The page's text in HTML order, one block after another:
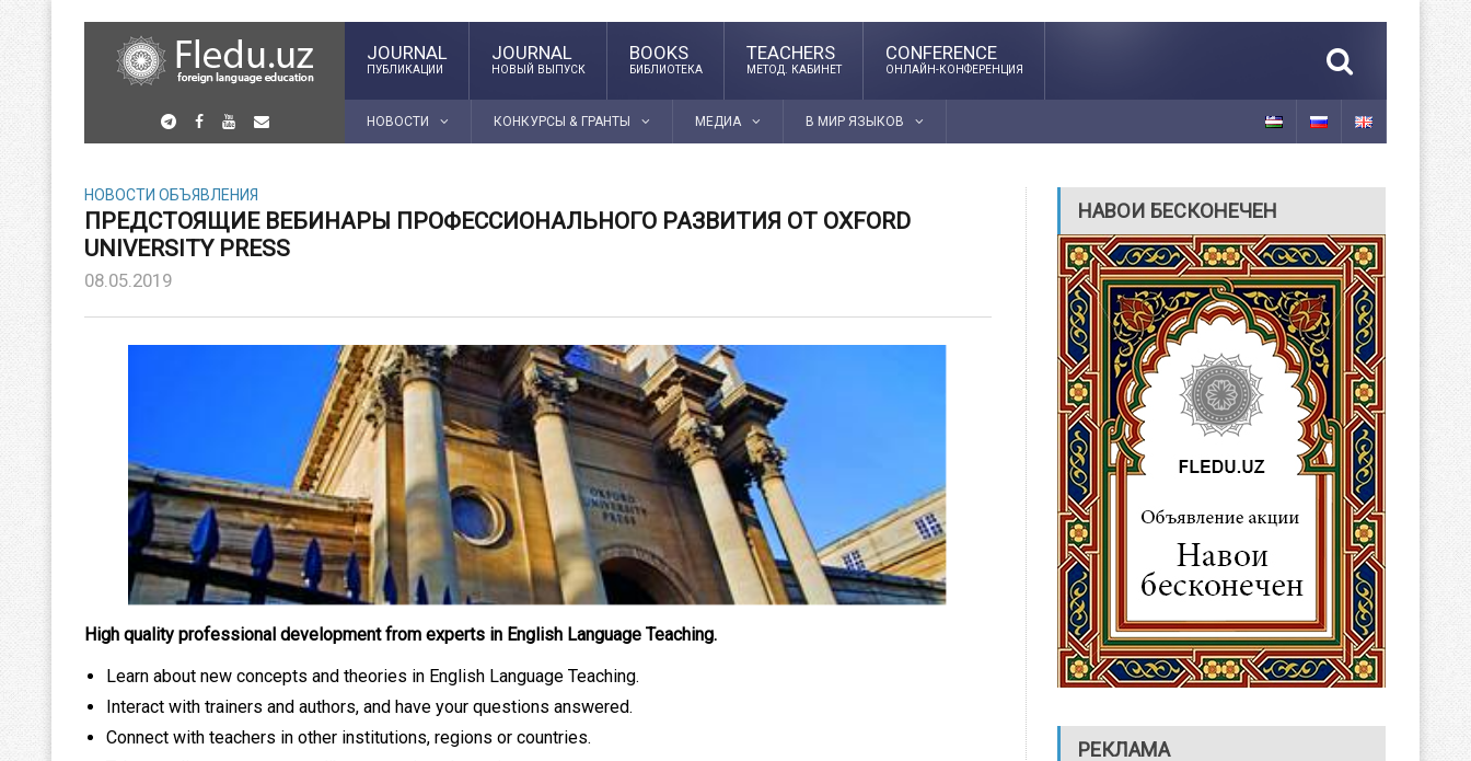
JOURNAL
ПУБЛИКАЦИИ
JOURNAL
НОВЫЙ ВЫПУСК
BOOKS
БИБЛИОТЕКА
TEACHERS
МЕТОД. КАБИНЕТ
CONFERENCE
ОНЛАЙН-КОНФЕРЕНЦИЯ
НОВОСТИ КОНКУРСЫ & ГРАНТЫ МЕДИА В МИР ЯЗЫКОВ
НОВОСТИ ОБЪЯВЛЕНИЯ
ПРЕДСТОЯЩИЕ ВЕБИНАРЫ ПРОФЕССИОНАЛЬНОГО РАЗВИТИЯ ОТ OXFORD
UNIVERSITY PRESS
08.05.2019
High quality professional development from experts in English Language Teaching.
Learn about new concepts and theories in English Language Teaching.
Interact with trainers and authors, and have your questions answered.
Connect with teachers in other institutions, regions or countries.
НАВОИ БЕСКОНЕЧЕН
РЕКЛАМА